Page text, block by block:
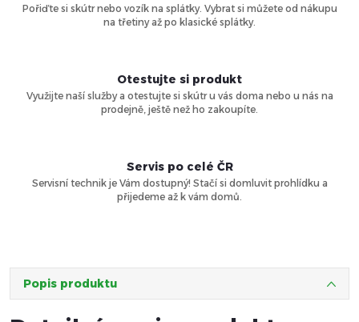
Pořiďte si skútr nebo vozík na splátky. Vybrat si můžete od nákupu
na třetiny až po klasické splátky.
Otestujte si produkt
Využijte naší služby a otestujte si skútr u vás doma nebo u nás na
prodejně, ještě než ho zakoupíte.
Servis po celé ČR
Servisní technik je Vám dostupný! Stačí si domluvit prohlídku a
přijedeme až k vám domů.
Popis produktu